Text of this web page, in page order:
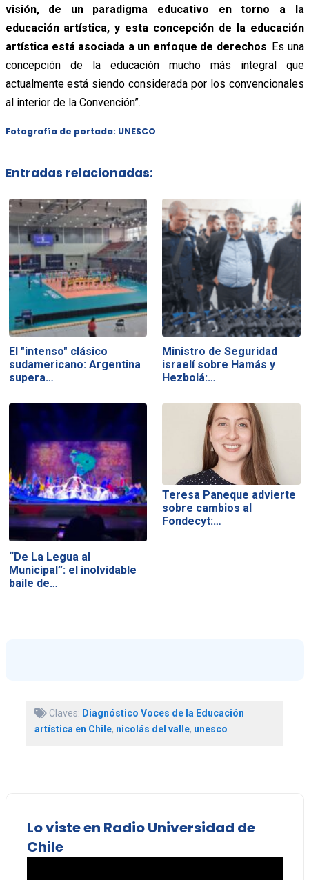
visión, de un paradigma educativo en torno a la
educación artística, y esta concepción de la educación
artística está asociada a un enfoque de derechos. Es una
concepción de la educación mucho más integral que
actualmente está siendo considerada por los convencionales
al interior de la Convención”.
Fotografía de portada: UNESCO
Entradas relacionadas:
El "intenso" clásico
sudamericano: Argentina
supera…
Ministro de Seguridad
israelí sobre Hamás y
Hezbolá:…
“De La Legua al
Municipal”: el inolvidable
baile de…
Teresa Paneque advierte
sobre cambios al
Fondecyt:…
Claves: Diagnóstico Voces de la Educación
artística en Chile, nicolás del valle, unesco
Lo viste en Radio Universidad de
Chile